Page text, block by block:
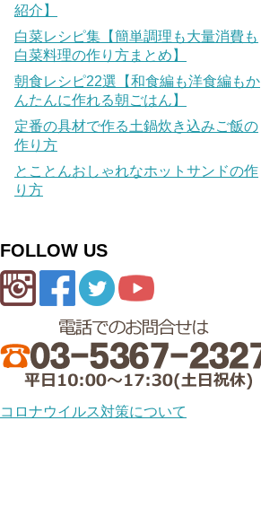
紹介】
白菜レシピ集【簡単調理も大量消費も
白菜料理の作り方まとめ】
朝食レシピ22選【和食編も洋食編もか
んたんに作れる朝ごはん】
定番の具材で作る土鍋炊き込みご飯の
作り方
とことんおしゃれなホットサンドの作
り方
FOLLOW US
コロナウイルス対策について